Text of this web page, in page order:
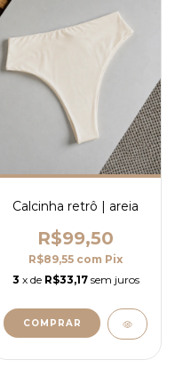
Calcinha retrô | areia
R$99,50
R$89,55 com Pix
3 x de R$33,17 sem juros
COMPRAR